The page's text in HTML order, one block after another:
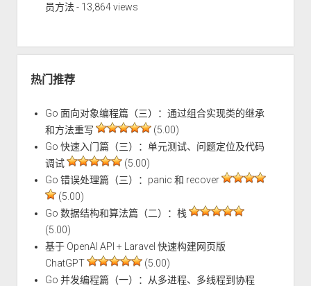
员方法- 13,864 views
热门推荐
Go 面向对象编程篇（三）：通过组合实现类的继承
和方法重写
(5.00)
Go 快速入门篇（三）：单元测试、问题定位及代码
调试
(5.00)
Go 错误处理篇（三）：panic 和 recover
(5.00)
Go 数据结构和算法篇（二）：栈
(5.00)
基于 OpenAI API + Laravel 快速构建网页版
ChatGPT
(5.00)
Go 并发编程篇（一）：从多进程、多线程到协程